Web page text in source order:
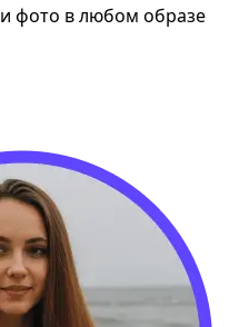
фото в любом образе